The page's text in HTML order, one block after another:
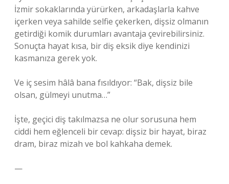
İzmir sokaklarında yürürken, arkadaşlarla kahve
içerken veya sahilde selfie çekerken, dişsiz olmanın
getirdiği komik durumları avantaja çevirebilirsiniz.
Sonuçta hayat kısa, bir diş eksik diye kendinizi
kasmanıza gerek yok.
Ve iç sesim hâlâ bana fısıldıyor: “Bak, dişsiz bile
olsan, gülmeyi unutma…”
İşte, geçici diş takılmazsa ne olur sorusuna hem
ciddi hem eğlenceli bir cevap: dişsiz bir hayat, biraz
dram, biraz mizah ve bol kahkaha demek.
—